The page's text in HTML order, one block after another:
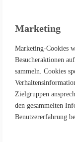
Marketing
Marketing-Cookies
Besucheraktionen
sammeln. Cookies
Zielgruppen
den gesammelten
Benutzererfahrung